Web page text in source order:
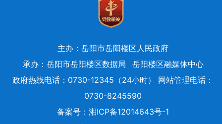
主办：岳阳市岳阳楼区人民政府
承办：岳阳市岳阳楼区数据局
岳阳楼区融媒体中心
政府热线电话：0730-12345（24小时） 网站管理电话：
0730-8245590
备案号： 湘ICP备12014643号-1